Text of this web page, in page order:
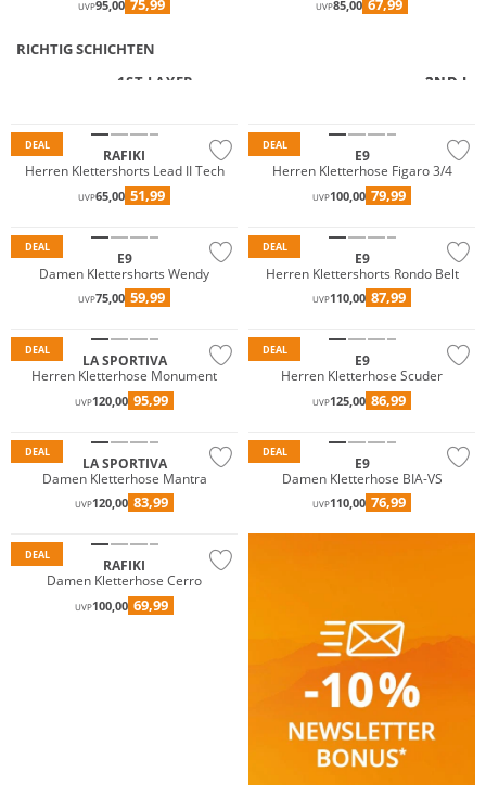
UVP95,00 75,99 UVP85,00 67,99
RICHTIG SCHICHTEN
1ST LAYER
2ND
2ND
DEAL
RAFIKI
Herren Klettershorts Lead II Tech
UVP65,00 51,99
DEAL
E9
Herren Kletterhose Figaro 3/4
UVP100,00 79,99
DEAL
E9
Damen Klettershorts Wendy
UVP75,00 59,99
DEAL
E9
Herren Klettershorts Rondo Belt
UVP110,00 87,99
DEAL
LA SPORTIVA
Herren Kletterhose Monument
UVP120,00 95,99
DEAL
E9
Herren Kletterhose Scuder
UVP125,00 86,99
DEAL
LA SPORTIVA
Damen Kletterhose Mantra
UVP120,00 83,99
DEAL
E9
Damen Kletterhose BIA-VS
UVP110,00 76,99
DEAL
RAFIKI
Damen Kletterhose Cerro
UVP100,00 69,99